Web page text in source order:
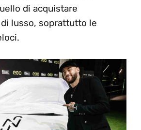
di acquistare
di lusso, soprattutto le